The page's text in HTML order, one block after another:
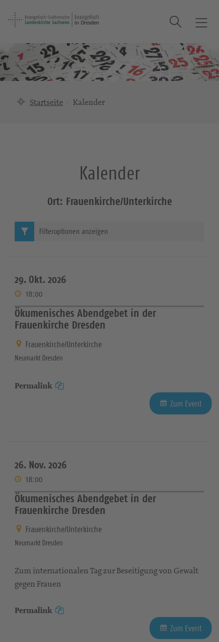
T
g
g
l
Suche
Startseite Kalender
Kalender
Ort: Frauenkirche/Unterkirche
29. Okt. 2026
18:00
Ökumenisches Abendgebet in der
Frauenkirche Dresden
Frauenkirche/Unterkirche
Neumarkt Dresden
Permalink
Zum Event
26. Nov. 2026
18:00
Ökumenisches Abendgebet in der
Frauenkirche Dresden
Frauenkirche/Unterkirche
Neumarkt Dresden
Zum internationalen Tag zur Beseitigung von Gewalt
gegen Frauen
Permalink
Zum Event
Filteroptionen anzeigen